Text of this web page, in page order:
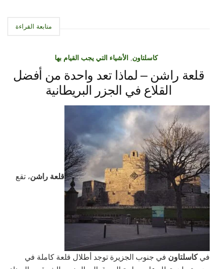
متابعة القراءة
كاسلتاون, الأشياء التي يجب القيام بها
قلعة راشن – لماذا تعد واحدة من أفضل
القلاع في الجزر البريطانية
قلعة راشن، تقع
فيكاسلتاون في جنوب الجزيرة توجد أطلال قلعة كاملة في